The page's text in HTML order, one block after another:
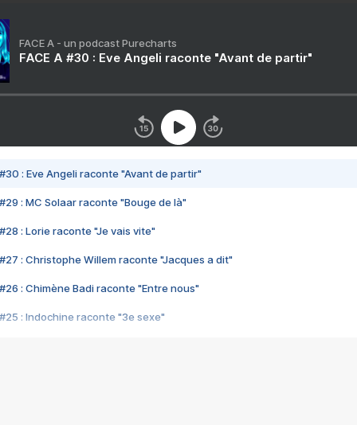
FACE A - un podcast Purecharts
FACE A #30 : Eve Angeli raconte "Avant de partir"
#30 : Eve Angeli raconte "Avant de partir"
#29 : MC Solaar raconte "Bouge de là"
#28 : Lorie raconte "Je vais vite"
#27 : Christophe Willem raconte "Jacques a dit"
#26 : Chimène Badi raconte "Entre nous"
#25 : Indochine raconte "3e sexe"